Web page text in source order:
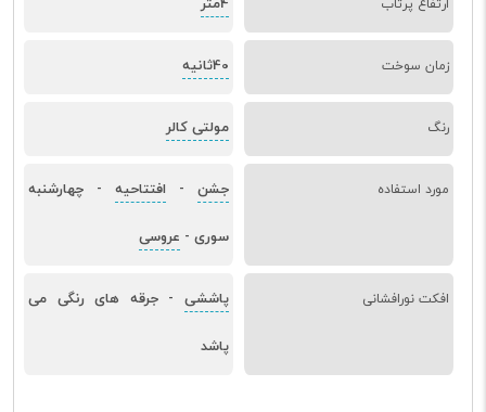
ارتفاع پرتاب 4متر
زمان سوخت 40ثانیه
رنگ مولتی کالر
مورد استفاده جشن - افتتاحیه - چهارشنبه
سوری - عروسی
افکت نورافشانی پاششی-جرقه های رنگی می
پاشد